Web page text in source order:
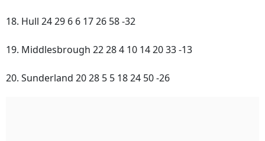
18. Hull 24 29 6 6 17 26 58 -32
19. Middlesbrough 22 28 4 10 14 20 33 -13
20. Sunderland 20 28 5 5 18 24 50 -26